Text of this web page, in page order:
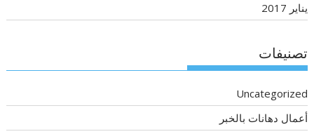
يناير 2017
تصنيفات
Uncategorized
أعمال دهانات بالخبر